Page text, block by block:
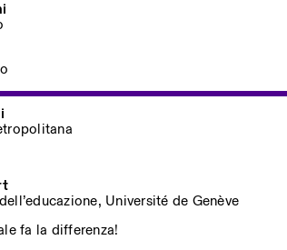
Université de Genève
fa la differenza!